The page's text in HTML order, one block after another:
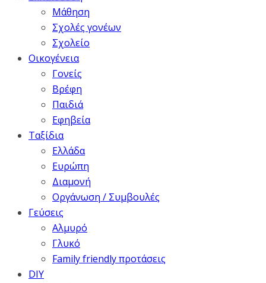
Μάθηση
Σχολές γονέων
Σχολείο
Οικογένεια
Γονείς
Βρέφη
Παιδιά
Εφηβεία
Ταξίδια
Ελλάδα
Ευρώπη
Διαμονή
Οργάνωση / Συμβουλές
Γεύσεις
Αλμυρό
Γλυκό
Family friendly προτάσεις
DIY